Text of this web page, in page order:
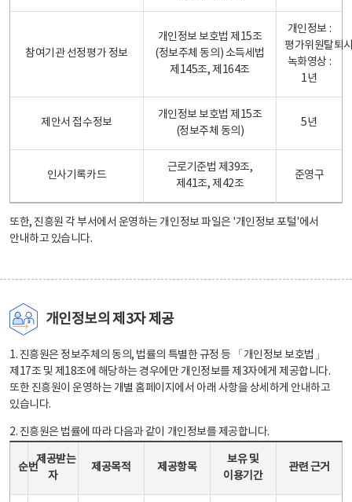
참여기관 선정평가 정보
개인정보 보호법 제15조
(정보주체 동의) 소득세법
제145조, 제164조
개인정보 :
평가위원탈퇴
녹화영상 :
1년
제안서 접수정보
개인정보 보호법 제15조
(정보주체 동의)
5년
인사기록카드
근로기준법 제39조,
제41조, 제42조
준영구
또한, 진흥원 각 부서에서 운영하는 개인정보 파일은 '개인정보 포털'에서
안내하고 있습니다.
개인정보의 제3자 제공
1. 진흥원은 정보주체의 동의, 법률의 특별한 규정 등 「개인정보 보호법」
제17조 및 제18조에 해당하는 경우에만 개인정보를 제3자에게 제공합니다.
또한 진흥원이 운영하는 개별 홈페이지에서 아래 사항을 상세하게 안내하고
있습니다.
2. 진흥원은 법률에 따라 다음과 같이 개인정보를 제공합니다.
순번
제공받는
자
제공목적 제공항목
보유 및
이용기간
관련 근거